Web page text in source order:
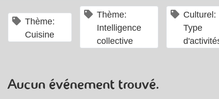
Thème:
Cuisine
Thème:
Intelligence
collective
Culturel:
Type
Aucun événement trouvé.